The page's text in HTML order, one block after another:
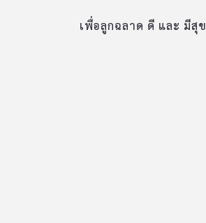
เพื่อลูกฉลาด ดี และ มีสุข